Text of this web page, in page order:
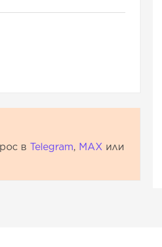
в Telegram, МАХ или